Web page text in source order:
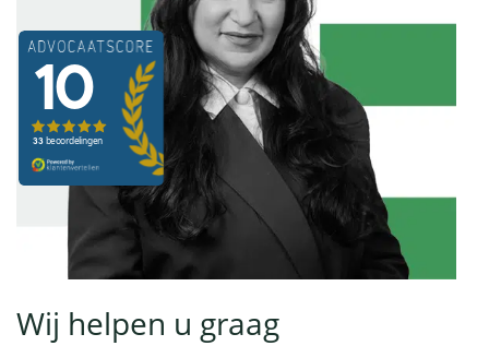
Wij helpen u graag